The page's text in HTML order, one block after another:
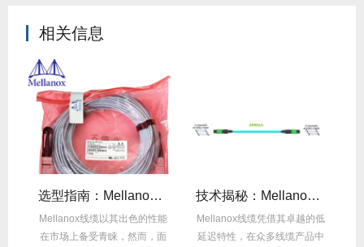
相关信息
选型指南：Mellanox线缆带宽怎么选？看完这篇不纠结！
Mellanox线缆以其出色的性能
在市场上备受青睐，然而，面
技术揭秘：Mellanox线缆低延迟背后的“信号优化”黑科技！
Mellanox线缆凭借其卓越的低
延迟特性，在众多线缆产品中